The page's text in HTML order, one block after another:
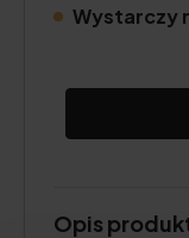
Wystarczy
Opis